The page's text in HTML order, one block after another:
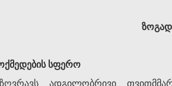
სფერო
ადგილობრივი